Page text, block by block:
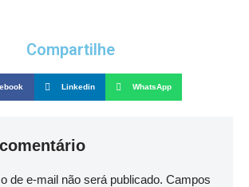
Compartilhe
Linkedin WhatsApp
de e-mail não será publicado. Campos